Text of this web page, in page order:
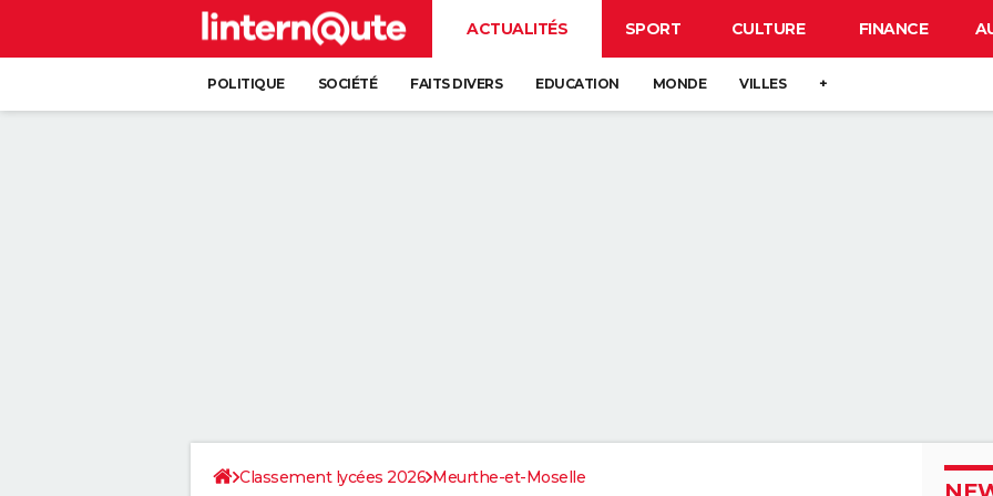
ACTUALITÉS SPORT CULTURE FINANCE
POLITIQUE SOCIÉTÉ FAITS DIVERS EDUCATION MONDE VILLES +
Classement lycées 2026 Meurthe-et-Moselle